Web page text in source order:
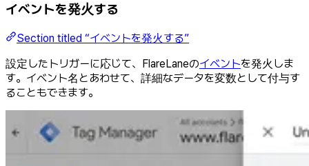
イベントを発火する
Section titled “イベントを発火する”
設定したトリガーに応じて、FlareLaneのイベントを発火しま
す。イベント名とあわせて、詳細なデータを変数として付与す
ることもできます。